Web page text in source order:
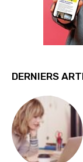
DERNIERS